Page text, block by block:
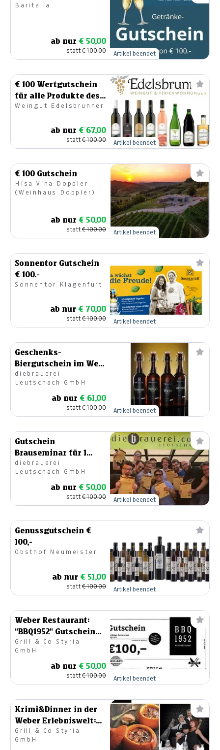
Baritalia
ab nur € 50,00
statt€ 100,00 Artikel beendet
€ 100 Wertgutschein
für alle Produkte des
Weinguts
Weingut Edelsbrunner
ab nur € 67,00
statt€ 100,00 Artikel beendet
€ 100 Gutschein
Hisa Vina Doppler
(Weinhaus Doppler)
ab nur € 50,00
statt€ 100,00 Artikel beendet
Sonnentor Gutschein
€ 100.-
Sonnentor Klagenfurt
ab nur € 70,00
statt€ 100,00 Artikel beendet
Geschenks-
Biergutschein im Wert
von € 100.-
diebrauerei
Leutschach GmbH
ab nur € 61,00
statt€ 100,00 Artikel beendet
Gutschein
Brauseminar für 1
Person
diebrauerei
Leutschach GmbH
ab nur € 50,00
statt€ 100,00 Artikel beendet
Genussgutschein €
100,-
Obsthof Neumeister
ab nur € 51,00
statt€ 100,00 Artikel beendet
Weber Restaurant:
"BBQ1952" Gutschein
im Wert von €100,-
Grill & Co Styria
GmbH
ab nur € 50,00
statt€ 100,00 Artikel beendet
Krimi&Dinner in der
Weber Erlebniswelt:
Mi, 27.05.26, 18-22 Uhr
Grill & Co Styria
GmbH